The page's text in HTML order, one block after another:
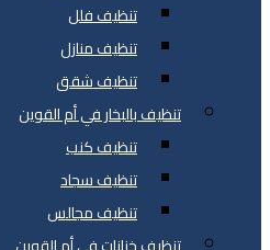
تنظيف فلل
تنظيف منازل
تنظيف شقق
تنظيف بالبخار في أم القوين
تنظيف كنب
تنظيف سجاد
تنظيف مجالس